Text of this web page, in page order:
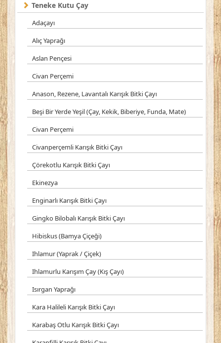
Teneke Kutu Çay
Adaçayı
Alıç Yaprağı
Aslan Pençesi
Civan Perçemi
Anason, Rezene, Lavantalı Karışık Bitki Çayı
Beşi Bir Yerde Yeşil (Çay, Kekik, Biberiye, Funda, Mate)
Civan Perçemi
Civanperçemli Karışık Bitki Çayı
Çörekotlu Karışık Bitki Çayı
Ekinezya
Enginarlı Karışık Bitki Çayı
Gingko Bilobalı Karışık Bitki Çayı
Hibiskus (Bamya Çiçeği)
Ihlamur (Yaprak / Çiçek)
Ihlamurlu Karışım Çay (Kış Çayı)
Isırgan Yaprağı
Kara Halileli Karışık Bitki Çayı
Karabaş Otlu Karışık Bitki Çayı